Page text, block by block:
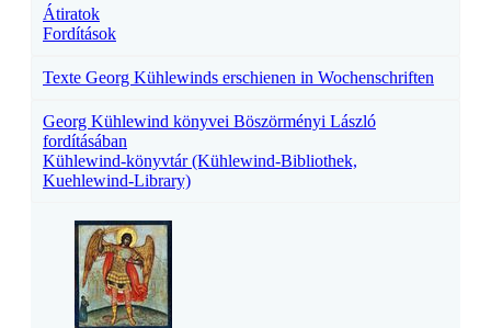
Átiratok
Fordítások
Texte Georg Kühlewinds erschienen in Wochenschriften
Georg Kühlewind könyvei Böszörményi László
fordításában
Kühlewind-könyvtár (Kühlewind-Bibliothek,
Kuehlewind-Library)